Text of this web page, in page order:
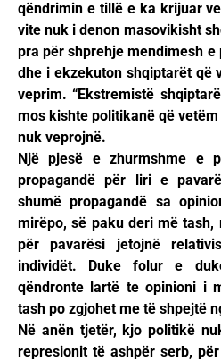
qëndrimin e tillë e ka krijuar
vite nuk i denon masovikisht
pra për shprehje mendimesh
dhe i ekzekuton shqiptarët që
veprim. “Ekstremistë
mos kishte politikanë që
nuk veprojnë.
Një pjesë e zhurmshme e
propagandë për liri e
shumë propagandë sa
mirëpo, së paku deri më tash,
për pavarësi jetojnë
individët. Duke folur e
qëndronte lartë te opinioni i
tash po zgjohet me të shpejtë
Në anën tjetër, kjo politikë
represionit të ashpër serb,